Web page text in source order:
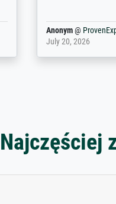
weiter. Vielen ...
Margot@
February 20, 2026